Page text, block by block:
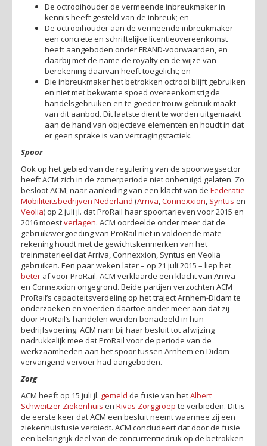
De octrooihouder de vermeende inbreukmaker in
kennis heeft gesteld van de inbreuk; en
De octrooihouder aan de vermeende inbreukmaker
een concrete en schriftelijke licentieovereenkomst
heeft aangeboden onder FRAND-voorwaarden, en
daarbij met de name de royalty en de wijze van
berekening daarvan heeft toegelicht; en
Die inbreukmaker het betrokken octrooi blijft gebruiken
en niet met bekwame spoed overeenkomstig de
handelsgebruiken en te goeder trouw gebruik maakt
van dit aanbod. Dit laatste dient te worden uitgemaakt
aan de hand van objectieve elementen en houdt in dat
er geen sprake is van vertragingstactiek.
Spoor
Ook op het gebied van de regulering van de spoorwegsector
heeft ACM zich in de zomerperiode niet onbetuigd gelaten. Zo
besloot ACM, naar aanleiding van een klacht van de Federatie
Mobiliteitsbedrijven Nederland (Arriva Connexxion Syntus en
Veolia) op 2 juli jl. dat ProRail haar spoortarieven voor 2015 en
2016 moestverlagen. ACM oordeelde onder meer dat de
gebruiksvergoeding van ProRail niet in voldoende mate
rekening houdt met de gewichtskenmerken van het
treinmaterieel dat Arriva, Connexxion, Syntus en Veolia
gebruiken. Een paar weken later – op 21 juli 2015 – liep het
beter af voor ProRail. ACM verklaarde een klacht van Arriva
en Connexxion ongegrond. Beide partijen verzochten ACM
ProRail’s capaciteitsverdeling op het traject Arnhem-Didam te
onderzoeken en voerden daartoe onder meer aan dat zij
door ProRail’s handelen werden benadeeld in hun
bedrijfsvoering. ACM nam bij haar besluit tot afwijzing
nadrukkelijk mee dat ProRail voor de periode van de
werkzaamheden aan het spoor tussen Arnhem en Didam
vervangend vervoer had aangeboden.
Zorg
ACM heeft op 15 juli jl. gemeld de fusie van hetAlbert
Schweitzer Ziekenhuis en Rivas Zorggroep te verbieden. Dit is
de eerste keer dat ACM een besluit neemt waarmee zij een
ziekenhuisfusie verbiedt. ACM concludeert dat door de fusie
een belangrijk deel van de concurrentiedruk op de betrokken